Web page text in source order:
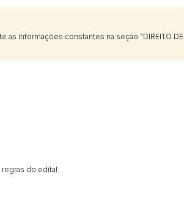
informações constantes na seção “DIREITO DE
do edital.